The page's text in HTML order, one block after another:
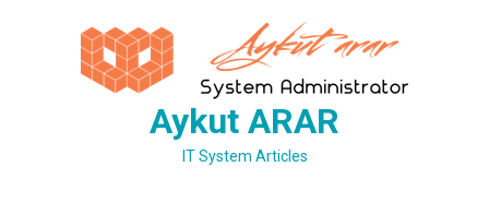
Aykut ARAR
IT System Articles